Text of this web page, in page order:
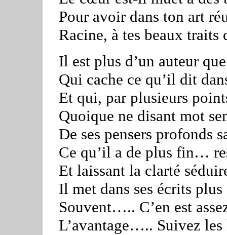
Pour avoir dans ton art
Racine, à tes beaux traits
Il est plus d’un auteur
Qui cache ce qu’il dit
Et qui, par plusieurs
Quoique ne disant mot
De ses pensers profonds
Ce qu’il a de plus fin…
Et laissant la clarté
Il met dans ses écrits
Souvent….. C’en est
L’avantage….. Suivez